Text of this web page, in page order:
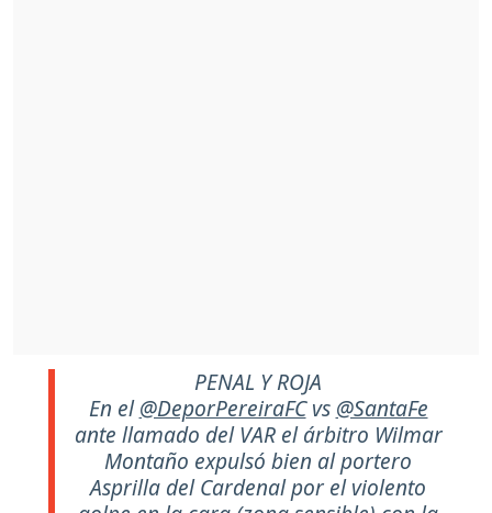
PENAL Y ROJA
En el@DeporPereiraFCvs @SantaFe
ante llamado del VAR el árbitro Wilmar
Montaño expulsó bien al portero
Asprilla del Cardenal por el violento